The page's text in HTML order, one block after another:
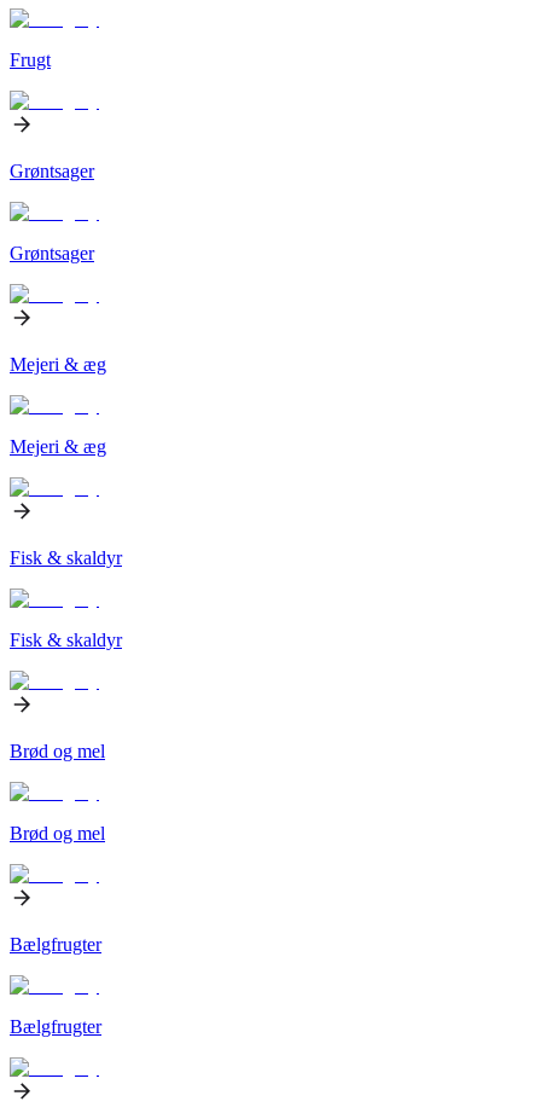
Frugt
Grøntsager
Grøntsager
Mejeri & æg
Mejeri & æg
Fisk & skaldyr
Fisk & skaldyr
Brød og mel
Brød og mel
Bælgfrugter
Bælgfrugter